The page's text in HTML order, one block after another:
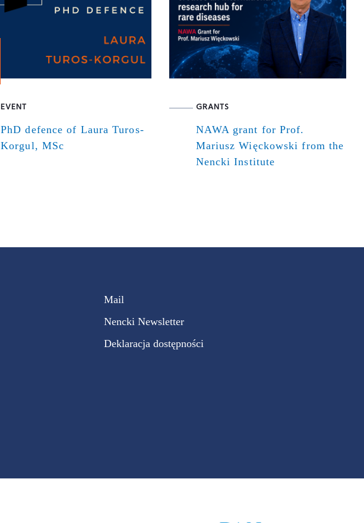
EVENT
PhD defence of Laura Turos-
Korgul, MSc
GRANTS
NAWA grant for Prof.
Mariusz Więckowski from the
Nencki Institute
Mail
Nencki Newsletter
Deklaracja dostępności